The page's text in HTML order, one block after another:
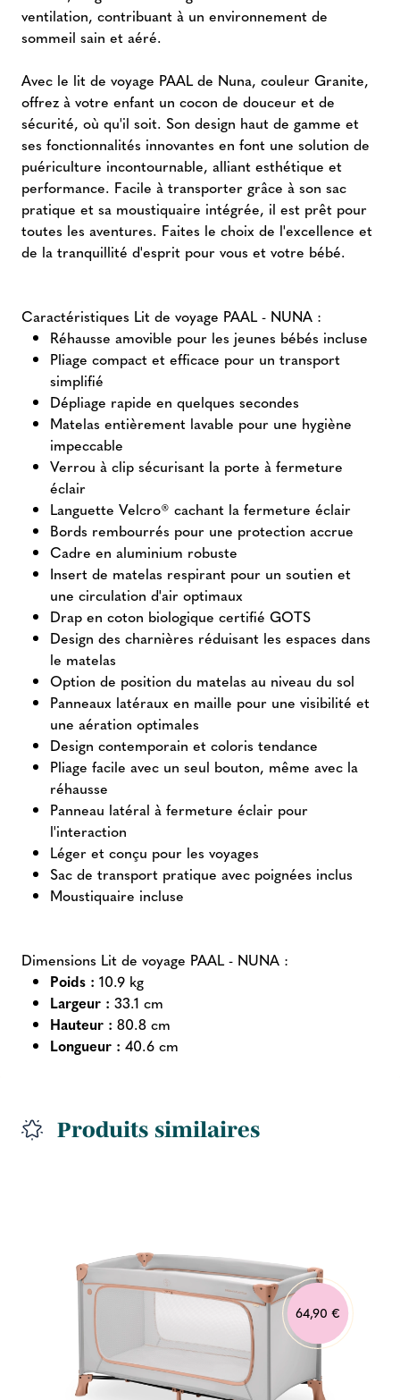
ventilation, contribuant à un environnement de
sommeil sain et aéré.
Avec le lit de voyage PAAL de Nuna, couleur Granite,
offrez à votre enfant un cocon de douceur et de
sécurité, où qu'il soit. Son design haut de gamme et
ses fonctionnalités innovantes en font une solution de
puériculture incontournable, alliant esthétique et
performance. Facile à transporter grâce à son sac
pratique et sa moustiquaire intégrée, il est prêt pour
toutes les aventures. Faites le choix de l'excellence et
de la tranquillité d'esprit pour vous et votre bébé.
Caractéristiques Lit de voyage PAAL - NUNA :
Réhausse amovible pour les jeunes bébés incluse
Pliage compact et efficace pour un transport
simplifié
Dépliage rapide en quelques secondes
Matelas entièrement lavable pour une hygiène
impeccable
Verrou à clip sécurisant la porte à fermeture
éclair
Languette Velcro® cachant la fermeture éclair
Bords rembourrés pour une protection accrue
Cadre en aluminium robuste
Insert de matelas respirant pour un soutien et
une circulation d'air optimaux
Drap en coton biologique certifié GOTS
Design des charnières réduisant les espaces dans
le matelas
Option de position du matelas au niveau du sol
Panneaux latéraux en maille pour une visibilité et
une aération optimales
Design contemporain et coloris tendance
Pliage facile avec un seul bouton, même avec la
réhausse
Panneau latéral à fermeture éclair pour
l'interaction
Léger et conçu pour les voyages
Sac de transport pratique avec poignées inclus
Moustiquaire incluse
Dimensions Lit de voyage PAAL - NUNA :
Poids : 10.9 kg
Largeur : 33.1 cm
Hauteur : 80.8 cm
Longueur : 40.6 cm
Produits similaires
64,90 €